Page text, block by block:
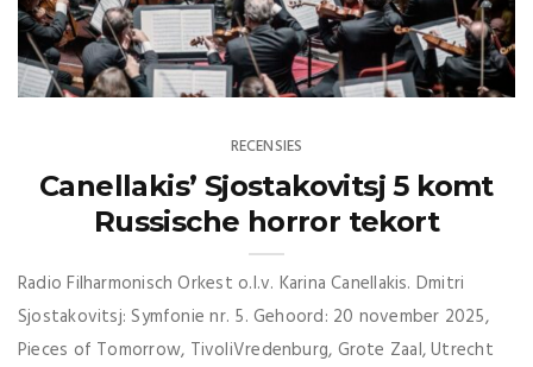
RECENSIES
Canellakis’ Sjostakovitsj 5 komt
Russische horror tekort
Radio Filharmonisch Orkest o.l.v. Karina Canellakis. Dmitri
Sjostakovitsj: Symfonie nr. 5. Gehoord: 20 november 2025,
Pieces of Tomorrow, TivoliVredenburg, Grote Zaal, Utrecht